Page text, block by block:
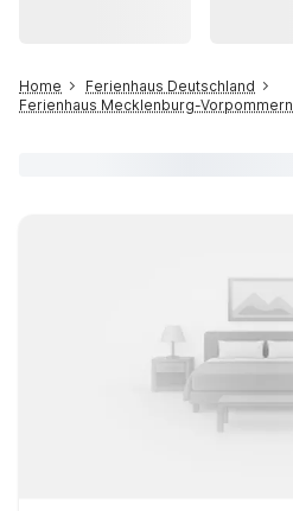
Home
Ferienhaus Deutschland
Ferienhaus Mecklenburg-Vorpommern